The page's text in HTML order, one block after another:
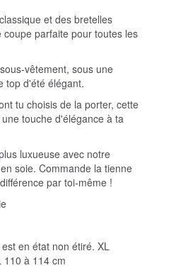
et des bretelles
parfaite pour toutes les
vêtement, sous une
top d'été élégant.
tu choisis de la porter, cette
touche d'élégance à ta
luxueuse avec notre
soie. Commande la tienne
par toi-même !
en état non étiré. XL
110 à 114 cm